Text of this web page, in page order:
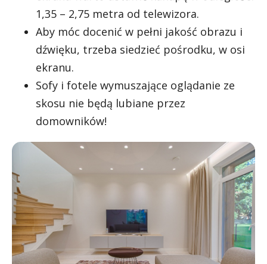
1,35 – 2,75 metra od telewizora.
Aby móc docenić w pełni jakość obrazu i
dźwięku, trzeba siedzieć pośrodku, w osi
ekranu.
Sofy i fotele wymuszające oglądanie ze
skosu nie będą lubiane przez
domowników!